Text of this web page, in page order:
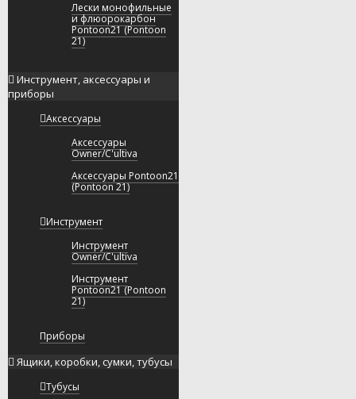
Лески монофильные
и флюорокарбон
Pontoon21 (Pontoon
21)
Инструмент, аксессуары и
приборы
Аксессуары
Аксессуары
Owner/C'ultiva
Аксессуары Pontoon21
(Pontoon 21)
Инструмент
Инструмент
Owner/C'ultiva
Инструмент
Pontoon21 (Pontoon
21)
Приборы
Ящики, коробки, сумки, тубусы
Тубусы